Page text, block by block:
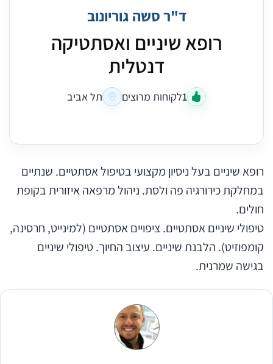
ד"ר סשה גוריונוב
רופא שיניים ואסתטיקה
דנטלית
1לקוחות מרוצים תל אביב
רופא שיניים בעל ניסיון מקצועי בטיפול אסתטיים. שנתיים
במחלקת כירורגיה פה ולסת. ניהול מרפאה איזורית בקופת
חולים.
טיפולי שיניים אסתטיים. ציפויים אסתטיים (למינייט, חרסינה,
קומפוזיט). הלבנת שיניים. עיצוב החיוך. טיפולי שיניים
בגישה שמרנית.